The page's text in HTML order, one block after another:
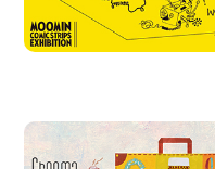
季節・まち